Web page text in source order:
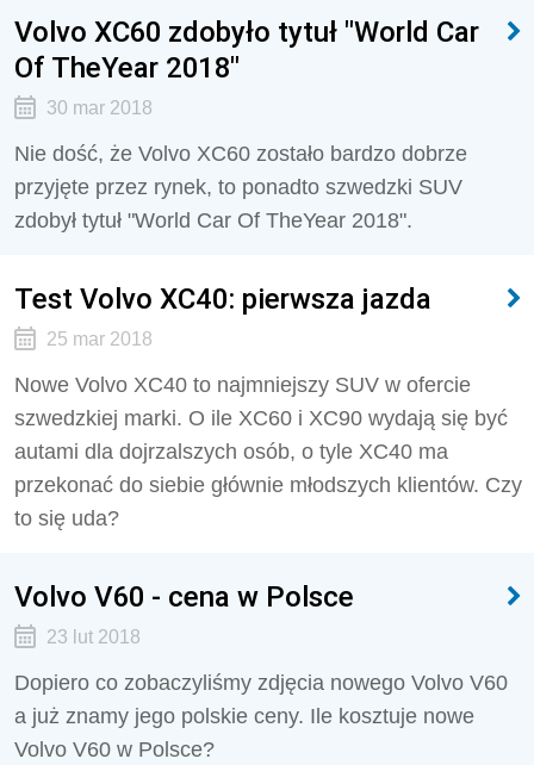
Volvo XC60 zdobyło tytuł "World Car
Of TheYear 2018"
30 mar 2018
Nie dość, że Volvo XC60 zostało bardzo dobrze
przyjęte przez rynek, to ponadto szwedzki SUV
zdobył tytuł "World Car Of TheYear 2018".
Test Volvo XC40: pierwsza jazda
25 mar 2018
Nowe Volvo XC40 to najmniejszy SUV w ofercie
szwedzkiej marki. O ile XC60 i XC90 wydają się być
autami dla dojrzalszych osób, o tyle XC40 ma
przekonać do siebie głównie młodszych klientów. Czy
to się uda?
Volvo V60 - cena w Polsce
23 lut 2018
Dopiero co zobaczyliśmy zdjęcia nowego Volvo V60
a już znamy jego polskie ceny. Ile kosztuje nowe
Volvo V60 w Polsce?